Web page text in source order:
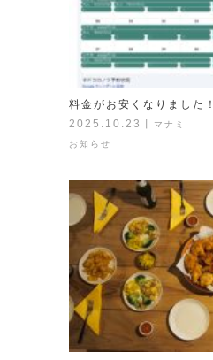
料金がお安くなりました！
2025.10.23
マナミ
お知らせ